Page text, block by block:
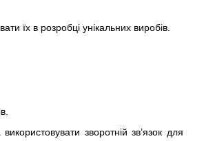
їх в розробці унікальних виробів.
зворотній зв’язок для